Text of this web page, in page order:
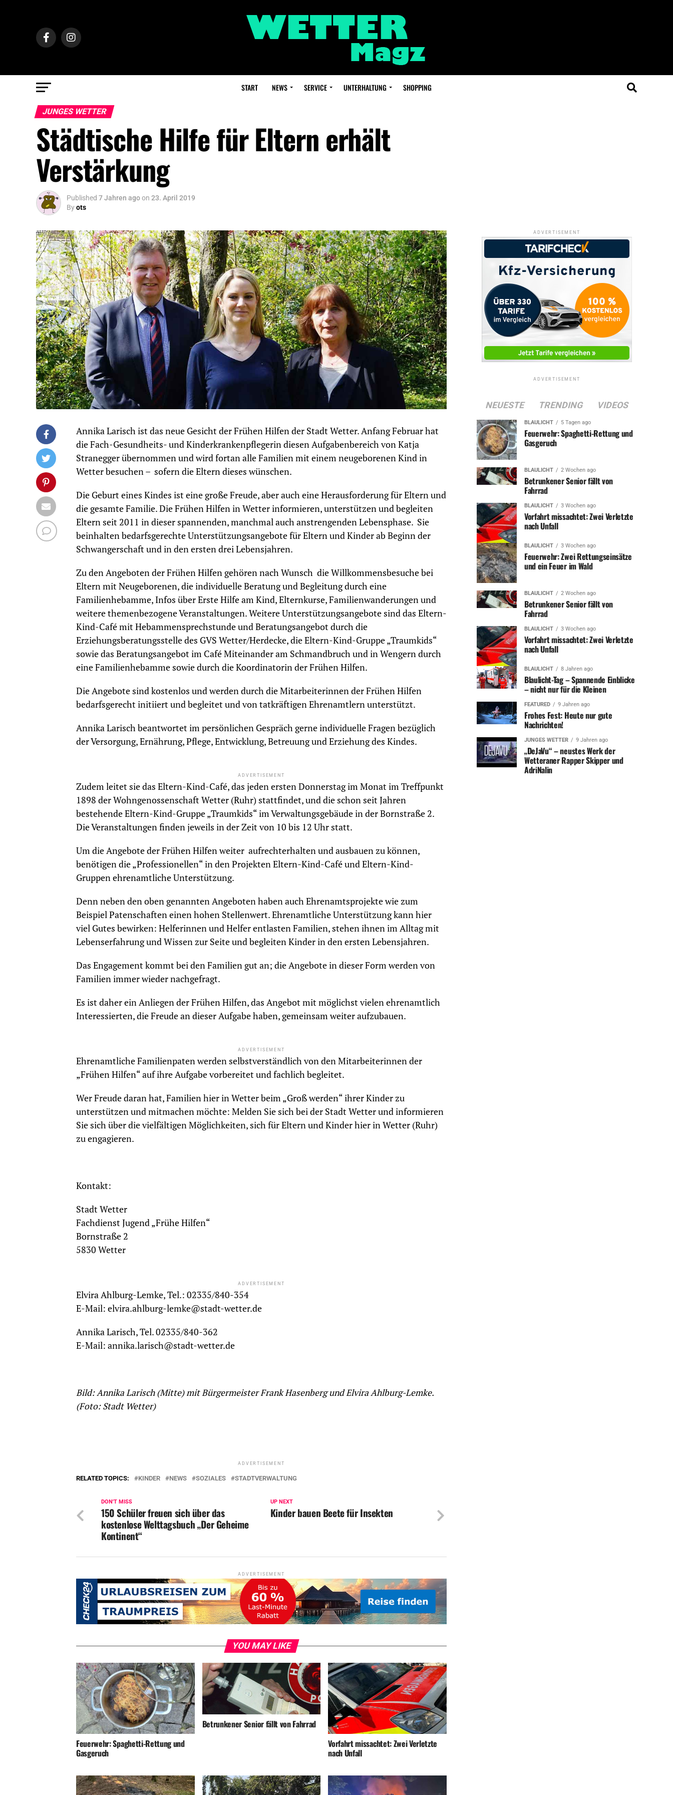
START NEWS SERVICE UNTERHALTUNG SHOPPING
JUNGES WETTER
Städtische Hilfe für Eltern erhält
Verstärkung
Published 7 Jahren agoon 23. April 2019
Byots
Annika Larisch ist das neue Gesicht der Frühen Hilfen der Stadt Wetter. Anfang Februar hat
die Fach-Gesundheits- und Kinderkrankenpflegerin diesen Aufgabenbereich von Katja
Stranegger übernommen und wird fortan alle Familien mit einem neugeborenen Kind in
Wetter besuchen – sofern die Eltern dieses wünschen.
Die Geburt eines Kindes ist eine große Freude, aber auch eine Herausforderung für Eltern und
die gesamte Familie. Die Frühen Hilfen in Wetter informieren, unterstützen und begleiten
Eltern seit 2011 in dieser spannenden, manchmal auch anstrengenden Lebensphase. Sie
beinhalten bedarfsgerechte Unterstützungsangebote für Eltern und Kinder ab Beginn der
Schwangerschaft und in den ersten drei Lebensjahren.
Zu den Angeboten der Frühen Hilfen gehören nach Wunsch die Willkommensbesuche bei
Eltern mit Neugeborenen, die individuelle Beratung und Begleitung durch eine
Familienhebamme, Infos über Erste Hilfe am Kind, Elternkurse, Familienwanderungen und
weitere themenbezogene Veranstaltungen. Weitere Unterstützungsangebote sind das Eltern-
Kind-Café mit Hebammensprechstunde und Beratungsangebot durch die
Erziehungsberatungsstelle des GVS Wetter/Herdecke, die Eltern-Kind-Gruppe „Traumkids“
sowie das Beratungsangebot im Café Miteinander am Schmandbruch und in Wengern durch
eine Familienhebamme sowie durch die Koordinatorin der Frühen Hilfen.
Die Angebote sind kostenlos und werden durch die Mitarbeiterinnen der Frühen Hilfen
bedarfsgerecht initiiert und begleitet und von tatkräftigen Ehrenamtlern unterstützt.
Annika Larisch beantwortet im persönlichen Gespräch gerne individuelle Fragen bezüglich
der Versorgung, Ernährung, Pflege, Entwicklung, Betreuung und Erziehung des Kindes.
ADVERTISEMENT
Zudem leitet sie das Eltern-Kind-Café, das jeden ersten Donnerstag im Monat im Treffpunkt
1898 der Wohngenossenschaft Wetter (Ruhr) stattfindet, und die schon seit Jahren
bestehende Eltern-Kind-Gruppe „Traumkids“ im Verwaltungsgebäude in der Bornstraße 2.
Die Veranstaltungen finden jeweils in der Zeit von 10 bis 12 Uhr statt.
Um die Angebote der Frühen Hilfen weiter aufrechterhalten und ausbauen zu können,
benötigen die „Professionellen“ in den Projekten Eltern-Kind-Café und Eltern-Kind-
Gruppen ehrenamtliche Unterstützung.
Denn neben den oben genannten Angeboten haben auch Ehrenamtsprojekte wie zum
Beispiel Patenschaften einen hohen Stellenwert. Ehrenamtliche Unterstützung kann hier
viel Gutes bewirken: Helferinnen und Helfer entlasten Familien, stehen ihnen im Alltag mit
Lebenserfahrung und Wissen zur Seite und begleiten Kinder in den ersten Lebensjahren.
Das Engagement kommt bei den Familien gut an; die Angebote in dieser Form werden von
Familien immer wieder nachgefragt.
Es ist daher ein Anliegen der Frühen Hilfen, das Angebot mit möglichst vielen ehrenamtlich
Interessierten, die Freude an dieser Aufgabe haben, gemeinsam weiter aufzubauen.
ADVERTISEMENT
Ehrenamtliche Familienpaten werden selbstverständlich von den Mitarbeiterinnen der
„Frühen Hilfen“ auf ihre Aufgabe vorbereitet und fachlich begleitet.
Wer Freude daran hat, Familien hier in Wetter beim „Groß werden“ ihrer Kinder zu
unterstützen und mitmachen möchte: Melden Sie sich bei der Stadt Wetter und informieren
Sie sich über die vielfältigen Möglichkeiten, sich für Eltern und Kinder hier in Wetter (Ruhr)
zu engagieren.
Kontakt:
Stadt Wetter
Fachdienst Jugend „Frühe Hilfen“
Bornstraße 2
5830 Wetter
ADVERTISEMENT
Elvira Ahlburg-Lemke, Tel.: 02335/840-354
E-Mail: elvira.ahlburg-lemke@stadt-wetter.de
Annika Larisch, Tel. 02335/840-362
E-Mail: annika.larisch@stadt-wetter.de
Bild: Annika Larisch (Mitte) mit Bürgermeister Frank Hasenberg und Elvira Ahlburg-Lemke.
(Foto: Stadt Wetter)
ADVERTISEMENT
RELATED TOPICS: KINDER NEWS SOZIALES STADTVERWALTUNG
UP NEXT
Kinder bauen Beete für Insekten
DON'T MISS
150 Schüler freuen sich über das
kostenlose Welttagsbuch „Der Geheime
Kontinent“
ADVERTISEMENT
YOU MAY LIKE
Feuerwehr: Spaghetti-Rettung und
Gasgeruch
Betrunkener Senior fällt von Fahrrad
Vorfahrt missachtet: Zwei Verletzte
nach Unfall
ADVERTISEMENT
ADVERTISEMENT
NEUESTE TRENDING VIDEOS
BLAULICHT 5 Tagen ago
Feuerwehr: Spaghetti-Rettung und
Gasgeruch
BLAULICHT 2 Wochen ago
Betrunkener Senior fällt von
Fahrrad
BLAULICHT 3 Wochen ago
Vorfahrt missachtet: Zwei Verletzte
nach Unfall
BLAULICHT 3 Wochen ago
Feuerwehr: Zwei Rettungseinsätze
und ein Feuer im Wald
BLAULICHT 2 Wochen ago
Betrunkener Senior fällt von
Fahrrad
BLAULICHT 3 Wochen ago
Vorfahrt missachtet: Zwei Verletzte
nach Unfall
BLAULICHT 8 Jahren ago
Blaulicht-Tag – Spannende Einblicke
– nicht nur für die Kleinen
FEATURED 9 Jahren ago
Frohes Fest: Heute nur gute
Nachrichten!
JUNGES WETTER 9 Jahren ago
„DeJaVu“ – neustes Werk der
Wetteraner Rapper Skipper und
AdriNalin